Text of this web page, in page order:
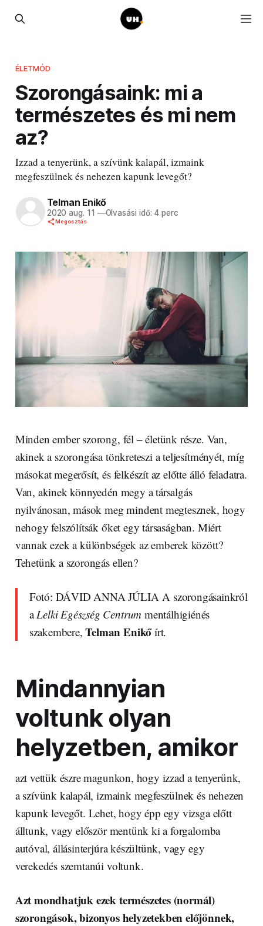
ÉLETMÓD
Szorongásaink: mi a
természetes és mi nem
az?
Izzad a tenyerünk, a szívünk kalapál, izmaink
megfeszülnek és nehezen kapunk levegőt?
Telman Enikő
2020 aug. 11 —Olvasási idő: 4 perc
Megosztás
Minden ember szorong, fél – életünk része. Van,
akinek a szorongása tönkreteszi a teljesítményét, míg
másokat megerősít, és felkészít az előtte álló feladatra.
Van, akinek könnyedén megy a társalgás
nyilvánosan, mások meg mindent megtesznek, hogy
nehogy felszólítsák őket egy társaságban. Miért
vannak ezek a különbségek az emberek között?
Tehetünk a szorongás ellen?
Fotó: DÁVID ANNA JÚLIA A szorongásainkról
aLelki Egészség Centrum mentálhigiénés
szakembere,Telman Enikőírt.
Mindannyian
voltunk olyan
helyzetben, amikor
azt vettük észre magunkon, hogy izzad a tenyerünk,
a szívünk kalapál, izmaink megfeszülnek és nehezen
kapunk levegőt. Lehet, hogy épp egy vizsga előtt
álltunk, vagy először mentünk ki a forgalomba
autóval, állásinterjúra készültünk, vagy egy
verekedés szemtanúi voltunk.
Azt mondhatjuk ezek természetes (normál)
szorongások, bizonyos helyzetekben előjönnek,